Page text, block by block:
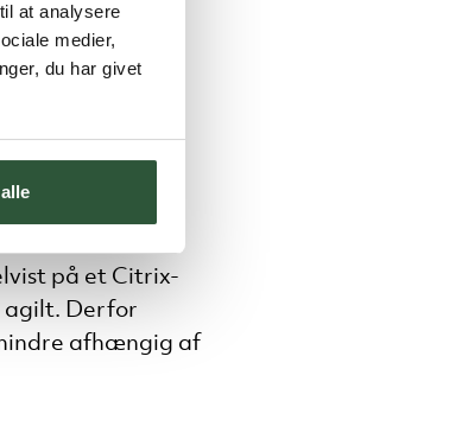
at analysere
medier,
du har givet
’hvis der er
det har været
på et Citrix-
agilt. Derfor
afhængig af